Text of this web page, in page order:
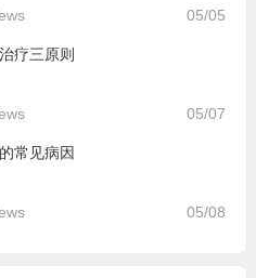
05/05
疗三原则
05/07
常见病因
05/08